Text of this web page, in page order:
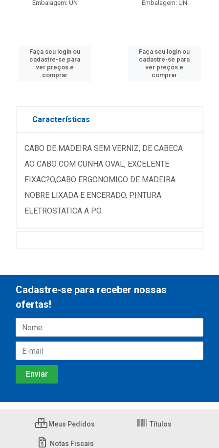
Embalagem: UN
Faça seu login ou
cadastre-se para
ver preços e
comprar
Embalagem: UN
Faça seu login ou
cadastre-se para
ver preços e
comprar
Características
CABO DE MADEIRA SEM VERNIZ, DE CABECA
AO CABO COM CUNHA OVAL, EXCELENTE
FIXAC?O,CABO ERGONOMICO DE MADEIRA
NOBRE LIXADA E ENCERADO, PINTURA
ELETROSTATICA A PO.
Cadastre-se para receber nossas
ofertas!
Meus Pedidos Títulos
Notas Fiscais